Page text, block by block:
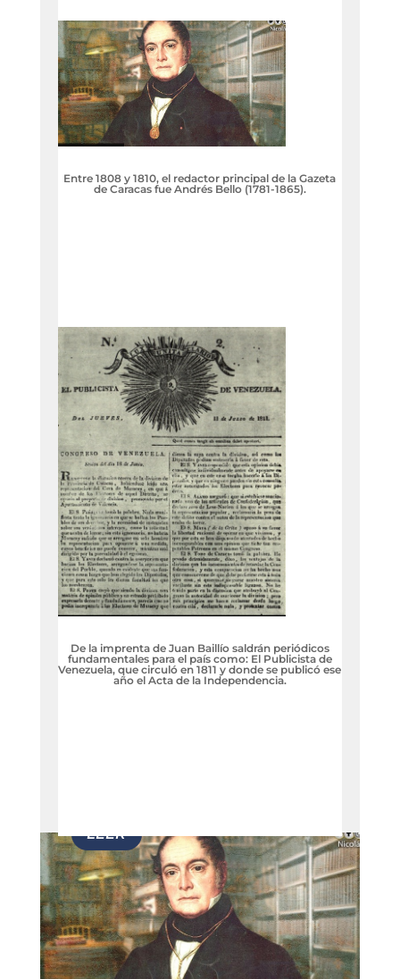
Entre 1808 y 1810, el redactor principal de la Gazeta
de Caracas fue Andrés Bello (1781-1865).
De la imprenta de Juan Baillío saldrán periódicos
fundamentales para el país como: El Publicista de
Venezuela, que circuló en 1811 y donde se publicó ese
año el Acta de la Independencia.